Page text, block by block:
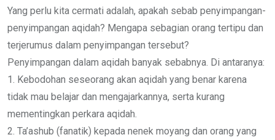
Yang perlu kita cermati adalah, apakah sebab penyimpangan-
penyimpangan aqidah? Mengapa sebagian orang tertipu dan
terjerumus dalam penyimpangan tersebut?
Penyimpangan dalam aqidah banyak sebabnya. Di antaranya:
1. Kebodohan seseorang akan aqidah yang benar karena
tidak mau belajar dan mengajarkannya, serta kurang
mementingkan perkara aqidah.
2. Ta’ashub (fanatik) kepada nenek moyang dan orang yang